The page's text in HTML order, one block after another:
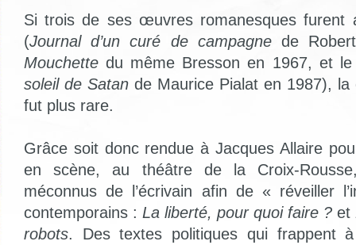
Si trois de ses œuvres romanesques furent
(Journal d’un curé de campagnede
Mouchette du même Bresson en 1967, et
soleil de Satan de Maurice Pialat en 1987), la
fut plus rare.
Grâce soit donc rendue à Jacques Allaire
en scène, au théâtre de la Croix-
méconnus de l’écrivain afin de « réveiller
contemporains : La liberté, pour quoi faire ? et
robots. Des textes politiques qui frappent